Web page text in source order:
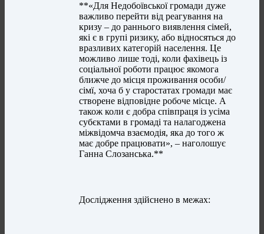
**«Для Недобоївської громади дуже
важливо перейти від реагування на
кризу – до раннього виявлення сімей,
які є в групі ризику, або відносяться до
вразливих категорій населення. Це
можливо лише тоді, коли фахівець із
соціальної роботи працює якомога
ближче до місця проживання особи/
сімї, хоча б у старостатах громади має
створене відповідне робоче місце. А
також коли є добра співпраця із усіма
субєктами в громаді та налагоджена
міжвідомча взаємодія, яка до того ж
має добре працювати», – наголошує
Ганна Слозанська.**
Дослідження здійснено в межах: